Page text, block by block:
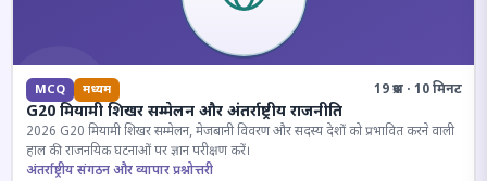
MCQ मध्यम 19 प्रश्न · 10 मिनट
G20 मियामी शिखर सम्मेलन और अंतर्राष्ट्रीय राजनीति
2026 G20 मियामी शिखर सम्मेलन, मेजबानी विवरण और सदस्य देशों को प्रभावित करने वाली
हाल की राजनयिक घटनाओं पर ज्ञान परीक्षण करें।
अंतर्राष्ट्रीय संगठन और व्यापार प्रश्नोत्तरी